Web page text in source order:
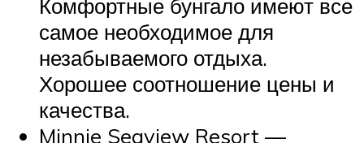
Комфортные бунгало имеют все
самое необходимое для
незабываемого отдыха.
Хорошее соотношение цены и
качества.
Minnie Seaview Resort —